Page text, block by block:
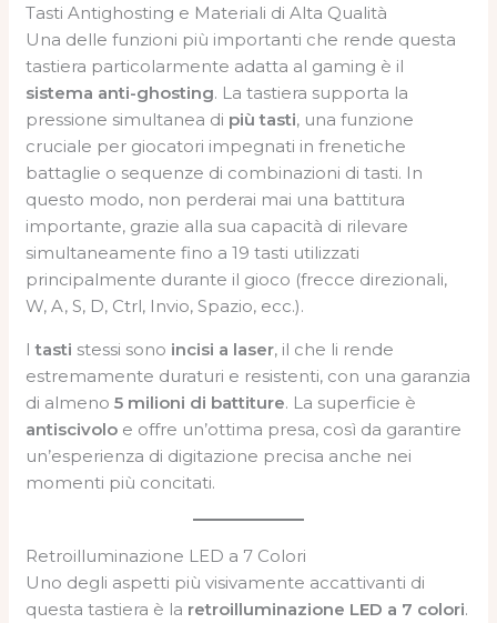
Tasti Antighosting e Materiali di Alta Qualità
Una delle funzioni più importanti che rende questa
tastiera particolarmente adatta al gaming è il
sistema anti-ghosting. La tastiera supporta la
pressione simultanea di più tasti, una funzione
cruciale per giocatori impegnati in frenetiche
battaglie o sequenze di combinazioni di tasti. In
questo modo, non perderai mai una battitura
importante, grazie alla sua capacità di rilevare
simultaneamente fino a 19 tasti utilizzati
principalmente durante il gioco (frecce direzionali,
W, A, S, D, Ctrl, Invio, Spazio, ecc.).
Itasti stessi sono incisi a laser, il che li rende
estremamente duraturi e resistenti, con una garanzia
di almeno5 milioni di battiture. La superficie è
antiscivolo e offre un’ottima presa, così da garantire
un’esperienza di digitazione precisa anche nei
momenti più concitati.
Retroilluminazione LED a 7 Colori
Uno degli aspetti più visivamente accattivanti di
questa tastiera è la retroilluminazione LED a 7 colori.